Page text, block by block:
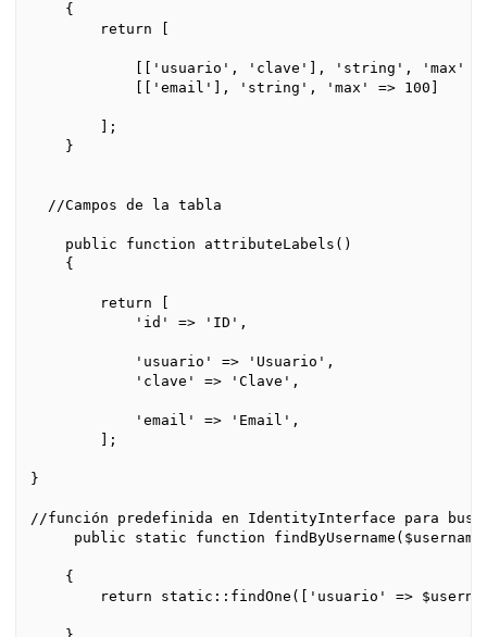
    {
        return [
[['usuario', 'clave'], 'string', 'max'
            [['email'], 'string', 'max' => 100]
        ];
    }
  //Campos de la tabla
    public function attributeLabels()
    {
        return [
            'id' => 'ID',
            'usuario' => 'Usuario',
            'clave' => 'Clave',
            'email' => 'Email',
        ];
}
//función predefinida en IdentityInterface para
public static function
    {
return static::findOne(['usuario' =>